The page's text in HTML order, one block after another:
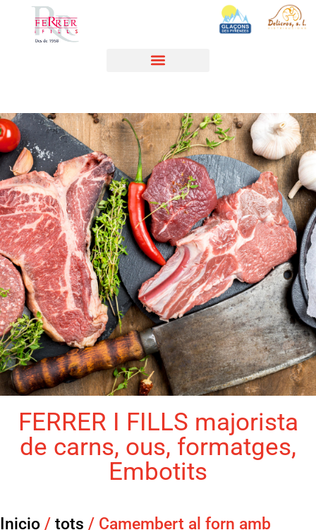
FERRER I FILLS majorista
de carns, ous, formatges,
Embotits
Inicio / tots / Camembert al forn amb